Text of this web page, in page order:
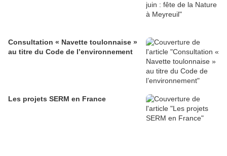
Consultation « Navette toulonnaise »
au titre du Code de l’environnement
Les projets SERM en France